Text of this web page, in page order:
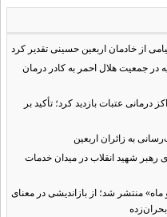
از خادمان اربعین حسینی تقدیر کرد
در جمعیت هلال احمر به کادر درمان
درمانی عتبات بازدید کرد؛ تأکید بر
به زائران اربعین
رهبر شهید انقلاب در میدان خدمات
منتشر شد؛ از بازاندیشی در معنای